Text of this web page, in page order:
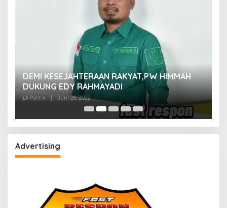
DEMI KESEJAHTERAAN RAKYAT,PW HIMMAH
DUKUNG EDY RAHMAYADI
Di Politik Juni 28, 2022
Advertising